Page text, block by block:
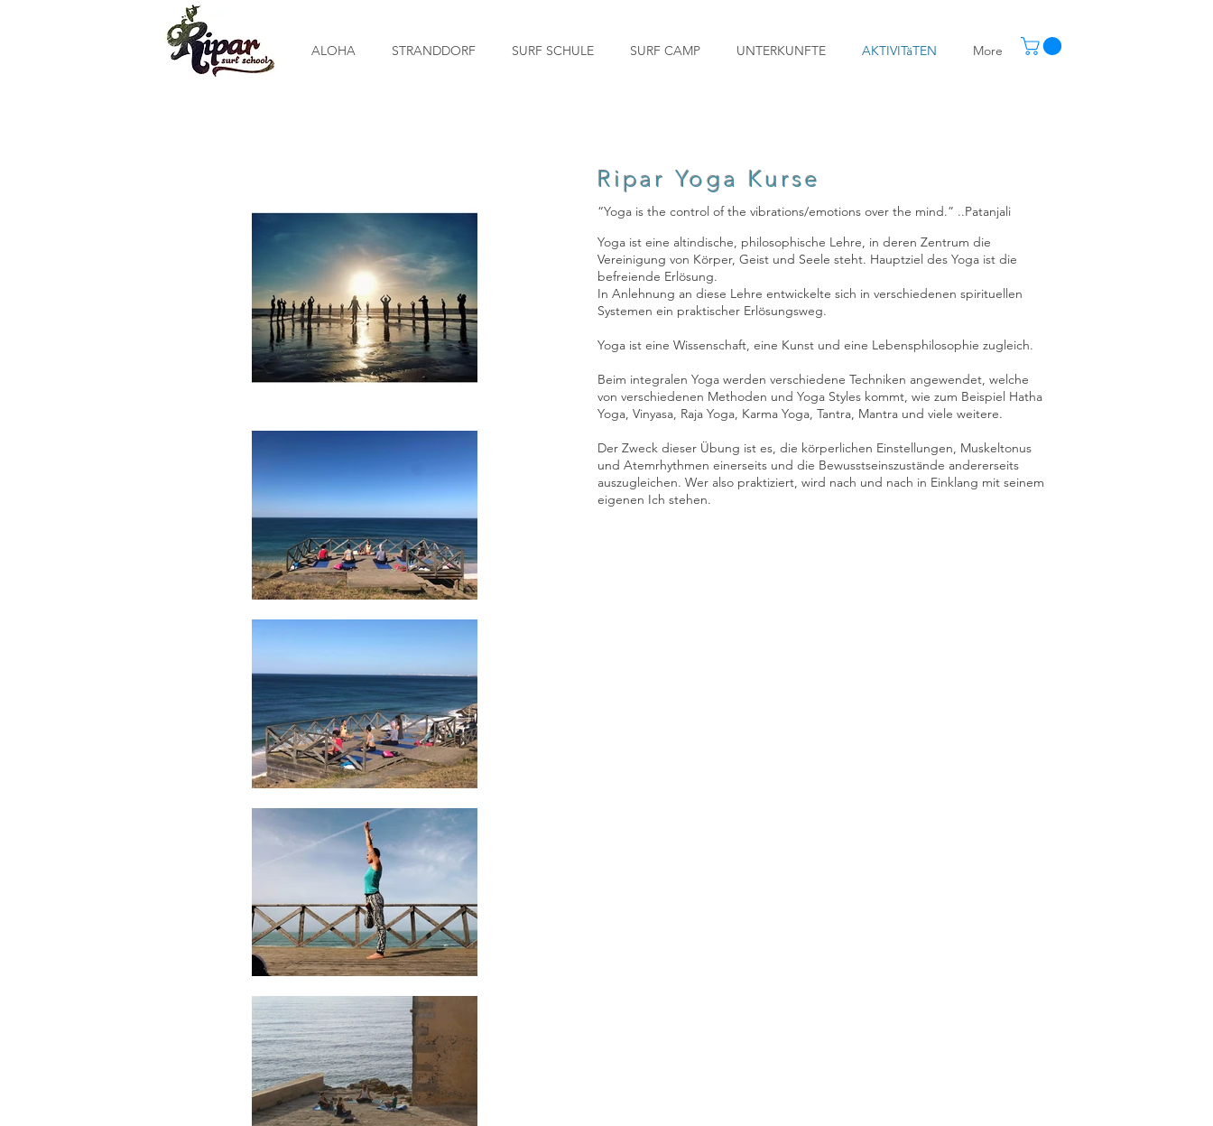
ALOHA STRANDDORF SURF SCHULE SURF CAMP UNTERKUNFTE AKTIVITäTEN More
RiparYoga Kurse
“Yoga is the control of the vibrations/emotions over the mind.” ..Patanjali
Yoga ist eine altindische, philosophische Lehre, in deren Zentrum die
Vereinigung von Körper, Geist und Seele steht. Hauptziel des Yoga ist die
befreiende Erlösung.
In Anlehnung an diese Lehre entwickelte sich in verschiedenen spirituellen
Systemen ein praktischer Erlösungsweg.
Yoga ist eine Wissenschaft, eine Kunst und eine Lebensphilosophie zugleich.
Beim integralen Yoga werden verschiedene Techniken angewendet, welche
von verschiedenen Methoden und Yoga Styles kommt, wie zum Beispiel Hatha
Yoga, Vinyasa, Raja Yoga, Karma Yoga, Tantra, Mantra und viele weitere.
Der Zweck dieser Übung ist es, die körperlichen Einstellungen, Muskeltonus
und Atemrhythmen einerseits und die Bewusstseinszustände andererseits
auszugleichen. Wer also praktiziert, wird nach und nach in Einklang mit seinem
eigenen Ich stehen.